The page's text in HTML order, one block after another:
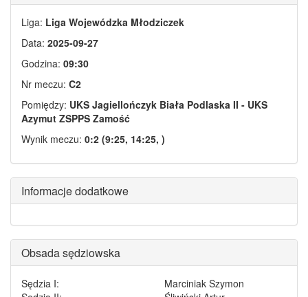
Liga: Liga Wojewódzka Młodziczek
Data: 2025-09-27
Godzina: 09:30
Nr meczu: C2
Pomiędzy: UKS Jagiellończyk Biała Podlaska II - UKS
Azymut ZSPPS Zamość
Wynik meczu: 0:2 (9:25, 14:25, )
Informacje dodatkowe
Obsada sędziowska
Sędzia I:
Marciniak Szymon